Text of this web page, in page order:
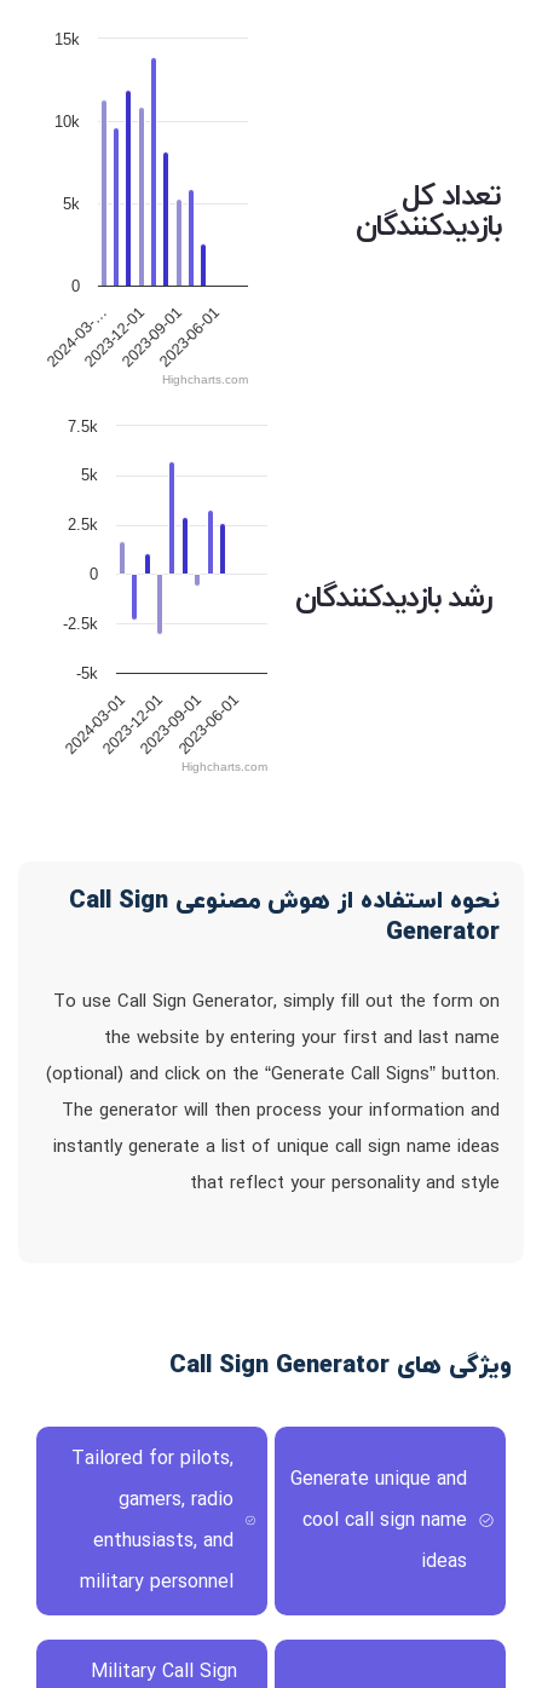
تعداد کل
بازدیدکنندگان
2024-03-…2023-12-012023-09-012023-06-01
0
5k
10k
15k
Highcharts.com
رشد بازدیدکنندگان
2024-03-012023-09-01
2023-12-012023-06-01
-5k
-2.5k
0
2.5k
5k
7.5k
Highcharts.com
نحوه استفاده از هوش مصنوعی Call Sign
Generator
To use Call Sign Generator, simply fill out the form on
the website by entering your first and last name
(optional) and click on the “Generate Call Signs” button.
The generator will then process your information and
instantly generate a list of unique call sign name ideas
that reflect your personality and style
ویژگی های Call Sign Generator
Generate unique and
cool call sign name
ideas
Tailored for pilots,
gamers, radio
enthusiasts, and
military personnel
Military Call Sign